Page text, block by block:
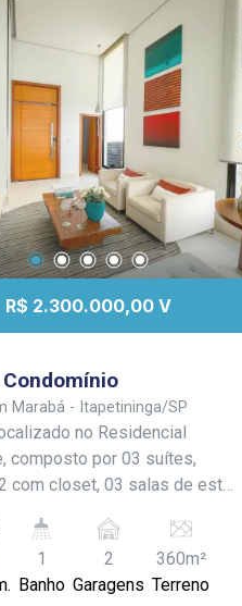
R$ 2.300.000,00 V
Marabá - Itapetininga/SP
no Residencial
composto por 03 suítes,
com closet, 03 salas de estar,
área gourmet com
piscina aquecida com
e garagem para 02
1
Banho
2
Garagens
360m²
Terreno